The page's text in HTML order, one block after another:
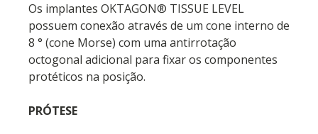
Os implantes OKTAGON® TISSUE LEVEL
possuem conexão através de um cone interno de
8 ° (cone Morse) com uma antirrotação
octogonal adicional para fixar os componentes
protéticos na posição.
PRÓTESE